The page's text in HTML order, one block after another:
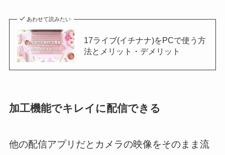
あわせて読みたい
17ライブ(イチナナ)をPCで使う方
法とメリット・デメリット
加工機能でキレイに配信できる
他の配信アプリだとカメラの映像をそのまま流